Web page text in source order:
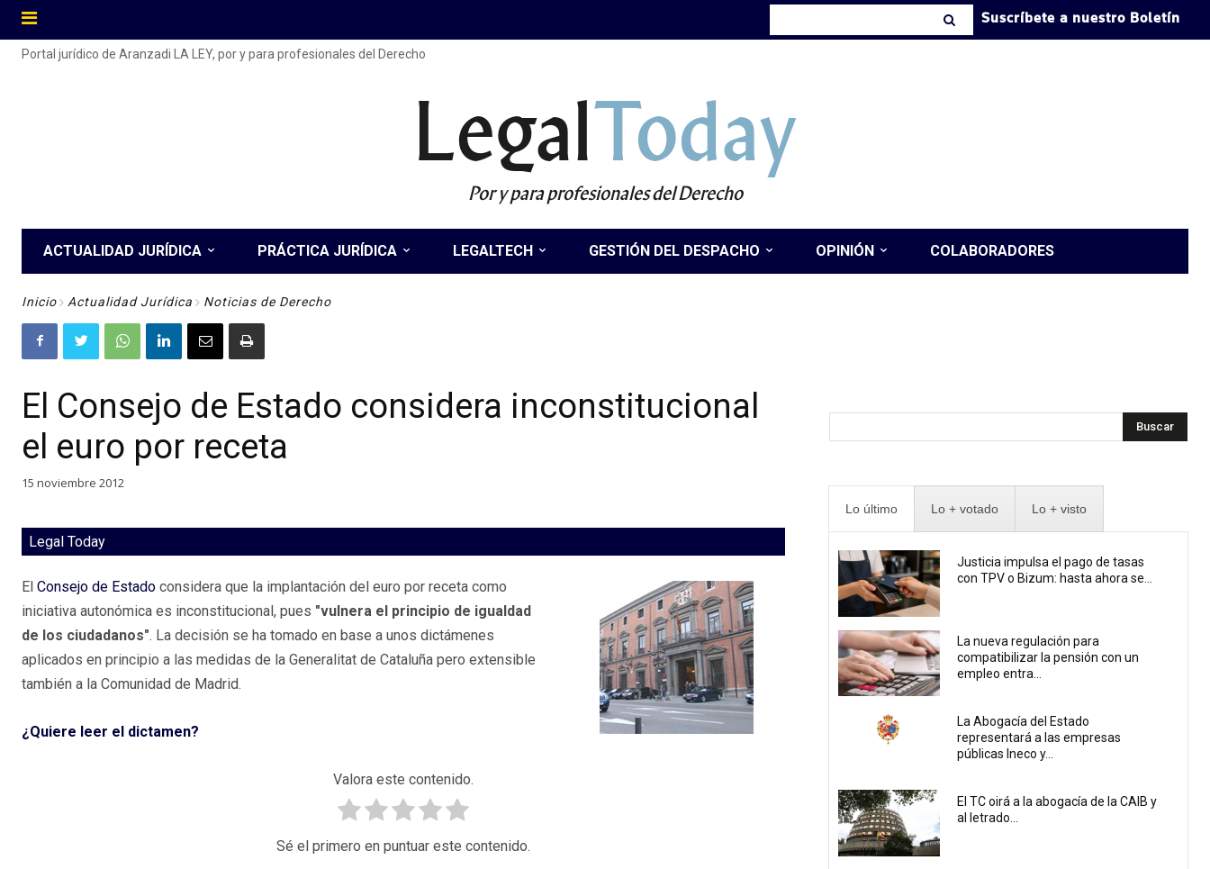
Suscríbete a nuestro Boletín
Portal jurídico de Aranzadi LA LEY, por y para profesionales del Derecho
LegalToday
Por y para profesionales del Derecho
ACTUALIDAD JURÍDICA PRÁCTICA JURÍDICA LEGALTECH GESTIÓN DEL DESPACHO OPINIÓN COLABORADORES
Inicio Actualidad Jurídica Noticias de Derecho
El Consejo de Estado considera inconstitucional
el euro por receta
15 noviembre 2012
Legal Today
El Consejo de Estado considera que la implantación del euro por receta como
iniciativa autonómica es inconstitucional, pues "vulnera el principio de igualdad
de los ciudadanos". La decisión se ha tomado en base a unos dictámenes
aplicados en principio a las medidas de la Generalitat de Cataluña pero extensible
también a la Comunidad de Madrid.
¿Quiere leer el dictamen?
Valora este contenido.
Sé el primero en puntuar este contenido.
Buscar
Lo último Lo + votado Lo + visto
Justicia impulsa el pago de tasas
con TPV o Bizum: hasta ahora se...
La nueva regulación para
compatibilizar la pensión con un
empleo entra...
La Abogacía del Estado
representará a las empresas
públicas Ineco y...
El TC oirá a la abogacía de la CAIB y
al letrado...